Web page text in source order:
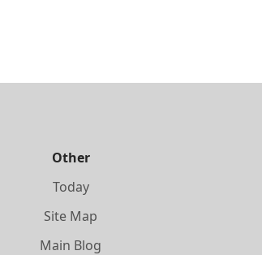
Other
Today
Site Map
Main Blog